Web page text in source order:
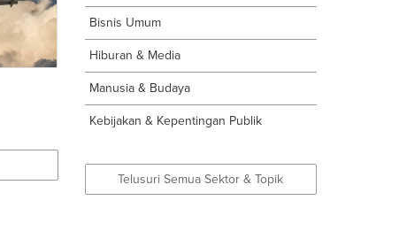
Bisnis Umum
Hiburan & Media
Manusia & Budaya
Kebijakan & Kepentingan Publik
Telusuri Semua Sektor & Topik